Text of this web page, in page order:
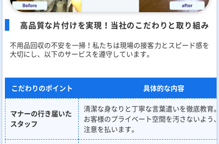
高品質な片付けを実現！当社のこだわりと取り組み
不用品回収の不安を一掃！私たちは現場の接客力とスピード感を
大切にし、以下のサービスを遵守しています。
こだわりのポイント 具体的な内容
マナーの行き届いた
スタッフ
清潔な身なりと丁寧な言葉遣いを徹底教育
お客様のプライベート空間を汚さないよう
注意を払います。